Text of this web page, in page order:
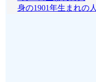
身の1901年生まれの人